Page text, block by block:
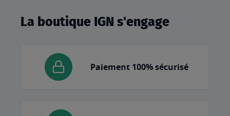
La boutique IGN s'engage
Paiement 100% sécurisé